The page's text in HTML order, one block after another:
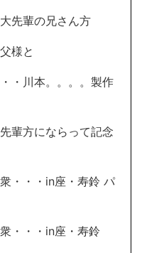
先輩の兄さん方
様と
・川本。。。。製作
輩方にならって記念
・・・in座・寿鈴 パ
・・・in座・寿鈴